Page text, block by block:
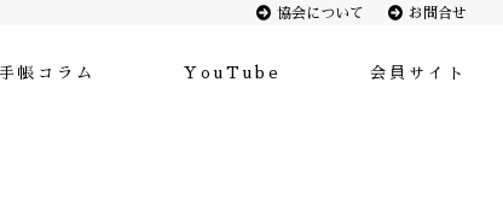
協会について お問合せ
手帳コラム YouTube 会員サイト